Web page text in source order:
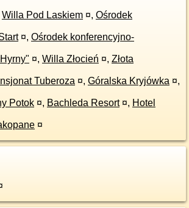
Willa Pod Laskiem ¤, Ośrodek
¤, Ośrodek konferencyjno-
¤, Willa Złocień ¤, Złota
Tuberoza ¤, Góralska Kryjówka ¤,
Potok ¤, Bachleda Resort ¤, Hotel
¤